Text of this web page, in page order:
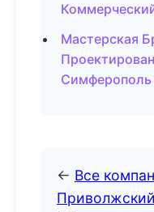
Мастерская
Симферополь
← Все